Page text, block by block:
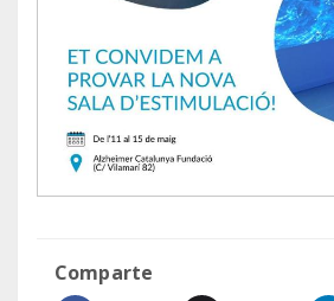
Comparte